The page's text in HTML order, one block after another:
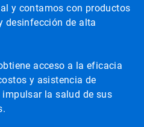
y contamos con productos
desinfección de alta
acceso a la eficacia
y asistencia de
la salud de sus